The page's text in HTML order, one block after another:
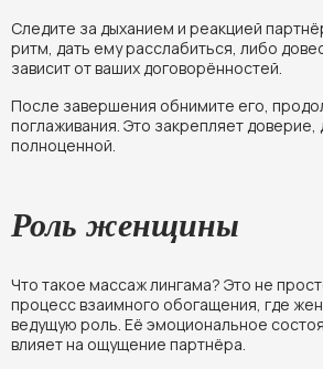
Следите за дыханием и реакцией
ритм, дать ему расслабиться, либо
зависит от ваших договорённостей.
После завершения обнимите его,
поглаживания. Это закрепляет доверие,
полноценной.
Роль женщины
Что такое массаж лингама? Это не
процесс взаимного обогащения, где
ведущую роль. Её эмоциональное
влияет на ощущение партнёра.